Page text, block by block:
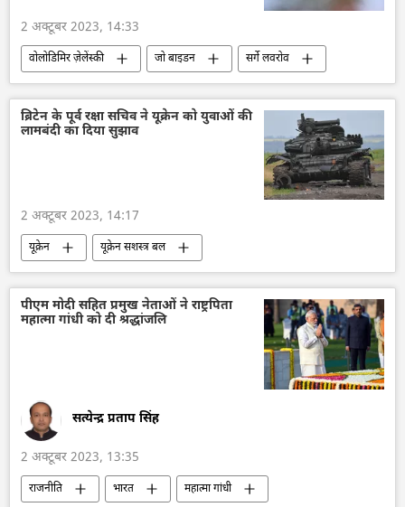
2 अक्टूबर 2023, 14:33
वोलोडिमिर ज़ेलेंस्की जो बाइडन
सर्गे लवरोव
यूक्रेन का जवाबी हमला
यूक्रेन
एलन मस्क
अमेरिकी कांग्रेस
क्रेमलिन
रूस
अमेरिकी डेमोक्रेट
ब्रिटेन के पूर्व रक्षा सचिव ने यूक्रेन को युवाओं की
लामबंदी का दिया सुझाव
2 अक्टूबर 2023, 14:17
यूक्रेन
यूक्रेन सशस्त्र बल
यूक्रेन का जवाबी हमला
रक्षा मंत्रालय (MoD)
रक्षा-पंक्ति
रूस
विशेष सैन्य अभियान
सैन्य सहायता
सैन्य तकनीकी सहयोग
वोलोडिमिर ज़ेलेंस्की
पीएम मोदी सहित प्रमुख नेताओं ने राष्ट्रपिता
महात्मा गांधी को दी श्रद्धांजलि
सत्येन्द्र प्रताप सिंह
2 अक्टूबर 2023, 13:35
राजनीति भारत
महात्मा गांधी